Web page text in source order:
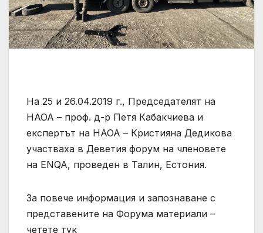
На 25 и 26.04.2019 г., Председателят на
НАОА – проф. д-р Петя Кабакчиева и
експертът на НАОА – Кристияна Дедикова
участваха в Деветия форум на членовете
на ENQA, проведен в Талин, Естония.
За повече информация и запознаване с
представените на Форума материали –
четете тук